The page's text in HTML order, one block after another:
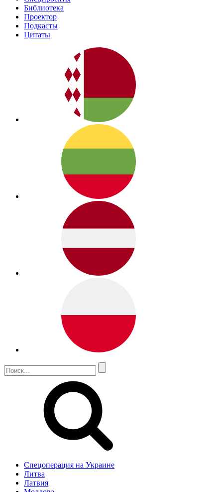
Библиотека
Проектор
Подкасты
Цитаты
Спецоперация на Украине
Литва
Латвия